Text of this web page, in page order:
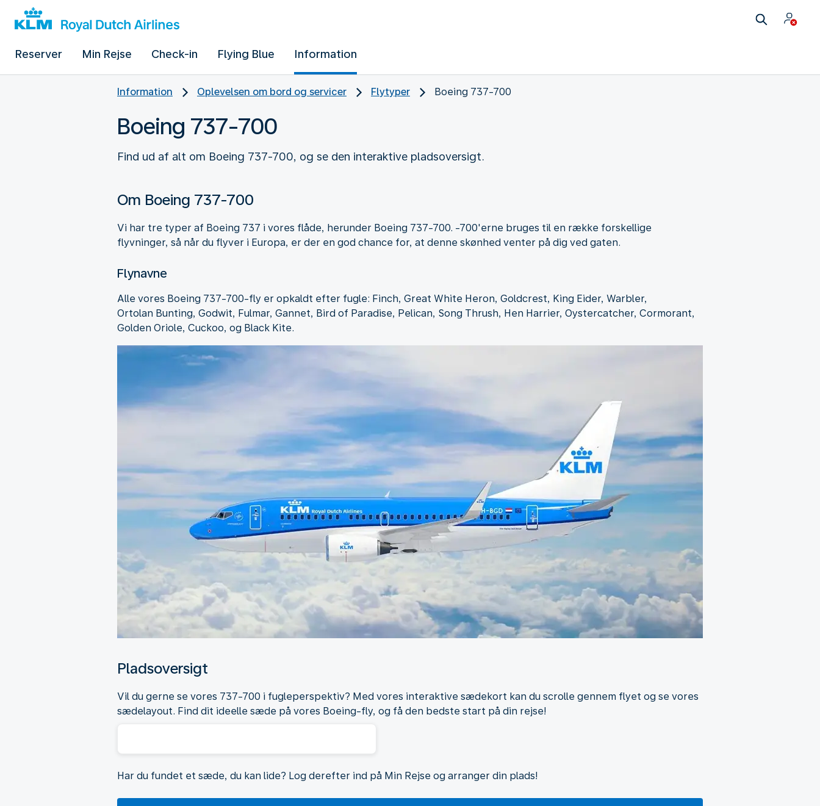
Reserver Min Rejse Check-in Flying Blue Information
Information Oplevelsen om bord og servicer Flytyper Boeing 737-700
Boeing 737-700
Find ud af alt om Boeing 737-700, og se den interaktive pladsoversigt.
Om Boeing 737-700
Vi har tre typer af Boeing 737 i vores flåde, herunder Boeing 737-700. -700'erne bruges til en række forskellige
flyvninger, så når du flyver i Europa, er der en god chance for, at denne skønhed venter på dig ved gaten.
Flynavne
Alle vores Boeing 737-700-fly er opkaldt efter fugle: Finch, Great White Heron, Goldcrest, King Eider, Warbler,
Ortolan Bunting, Godwit, Fulmar, Gannet, Bird of Paradise, Pelican, Song Thrush, Hen Harrier, Oystercatcher, Cormorant,
Golden Oriole, Cuckoo, og Black Kite.
Pladsoversigt
Vil du gerne se vores 737-700 i fugleperspektiv? Med vores interaktive sædekort kan du scrolle gennem flyet og se vores
sædelayout. Find dit ideelle sæde på vores Boeing-fly, og få den bedste start på din rejse!
Har du fundet et sæde, du kan lide? Log derefter ind på Min Rejse og arranger din plads!